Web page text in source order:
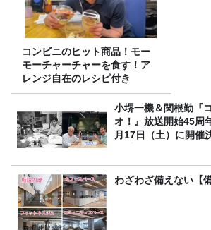
コンビニのヒット商品！モー
モーチャーチャーを食す！ア
レンジ自在のレシピ付き
小堺一機＆関根勤『
オ！』放送開始45周
月17日（土）に開催
わざわざ備えない【